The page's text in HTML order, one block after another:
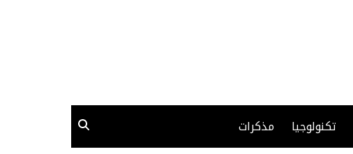
تكنولوجيا مذكرات